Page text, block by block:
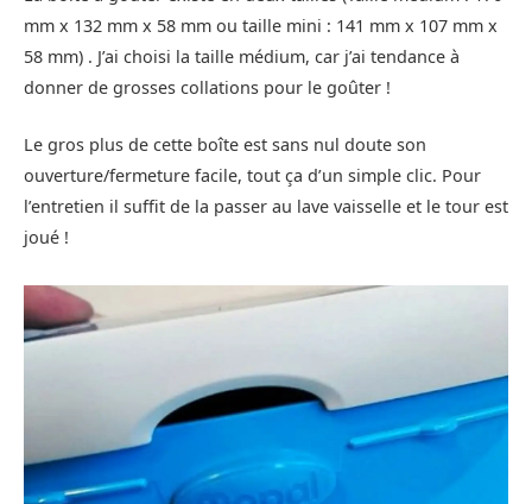
mm x 132 mm x 58 mm ou taille mini : 141 mm x 107 mm x
58 mm) . J’ai choisi la taille médium, car j’ai tendance à
donner de grosses collations pour le goûter !
Le gros plus de cette boîte est sans nul doute son
ouverture/fermeture facile, tout ça d’un simple clic. Pour
l’entretien il suffit de la passer au lave vaisselle et le tour est
joué !